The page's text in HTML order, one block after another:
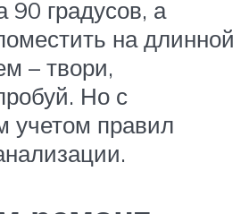
90 градусов, а
на длинной
– твори,
Но с
учетом правил